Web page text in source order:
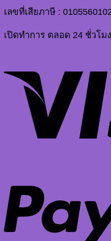
เลขที่เสียภาษี :
เปิดทำการ ตลอด 24 ชั่วโมง